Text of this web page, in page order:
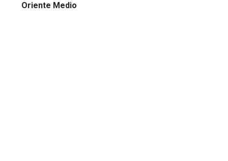
Oriente Medio